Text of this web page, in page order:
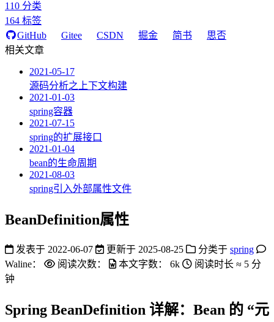
110 分类
164 标签
GitHub
Gitee CSDN 掘金 简书
思否
相关文章
2021-05-17
源码分析之上下文构建
2021-01-03
spring容器
2021-07-15
spring的扩展接口
2021-01-04
bean的生命周期
2021-08-03
spring引入外部属性文件
BeanDefinition属性
发表于 2022-06-07 更新于 2025-08-25 分类于 spring
Waline：
阅读次数： 本文字数： 6k 阅读时长 ≈ 5 分
钟
Spring BeanDefinition 详解：Bean 的 “元